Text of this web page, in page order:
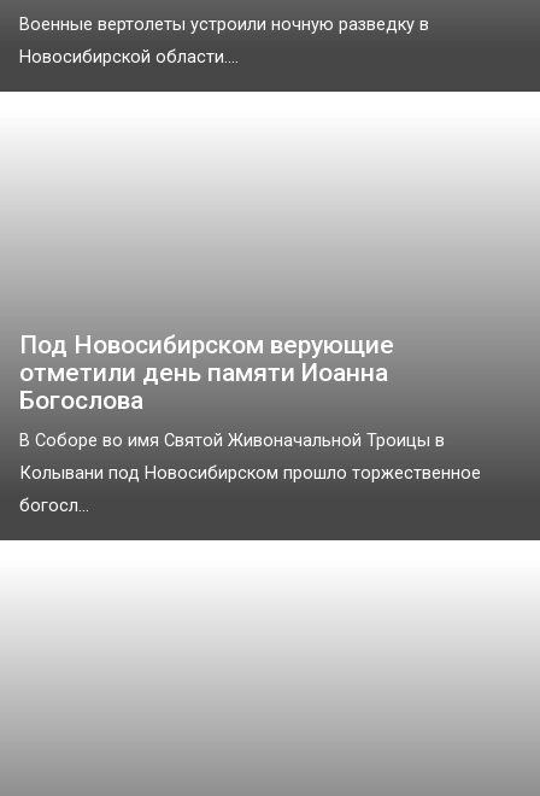
Военные вертолеты устроили ночную разведку в
Новосибирской области....
Под Новосибирском верующие
отметили день памяти Иоанна
Богослова
В Соборе во имя Святой Живоначальной Троицы в
Колывани под Новосибирском прошло торжественное
богосл...